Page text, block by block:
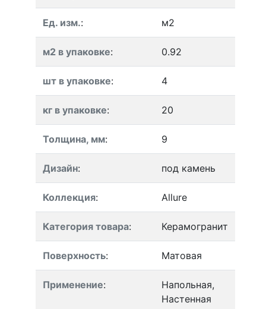
Ед. изм.: м2
м2 в упаковке: 0.92
шт в упаковке: 4
кг в упаковке: 20
Толщина, мм: 9
Дизайн: под камень
Коллекция: Allure
Категория товара: Керамогранит
Поверхность: Матовая
Применение:
Напольная,
Настенная